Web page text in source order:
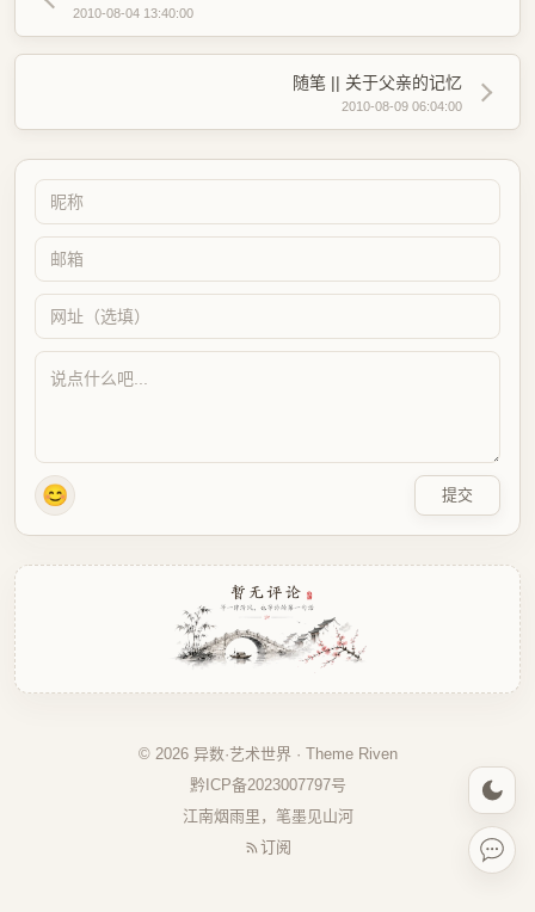
2010-08-04 13:40:00
随笔 || 关于父亲的记忆
2010-08-09 06:04:00
😊 提交
© 2026 异数·艺术世界 · Theme Riven
黔ICP备2023007797号
江南烟雨里，笔墨见山河
订阅